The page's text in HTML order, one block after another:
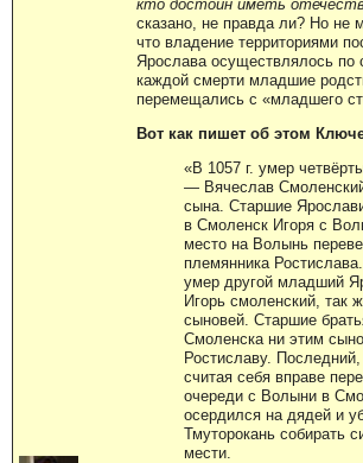
кто достоин иметь
сказано, не правда ли? Но не
что владение территориями
Ярослава осуществлялось по
каждой смерти младшие
перемещались с «младшего
Вот как пишет об этом
«В 1057 г. умер
— Вячеслав
сына. Старшие
в Смоленск Игоря с
место на Волынь
племянника
умер другой младший
Игорь смоленский, так
сыновей. Старшие
Смоленска ни этим
Ростиславу. Последний,
считая себя вправе
очереди с Волыни в
осердился на дядей и
Тмуторокань собирать
мести.